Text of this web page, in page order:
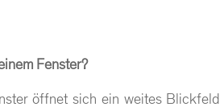
Fenster?
öffnet sich ein weites